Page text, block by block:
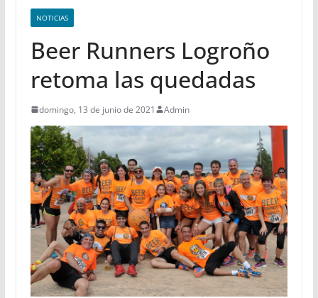
NOTICIAS
Beer Runners Logroño
retoma las quedadas
domingo, 13 de junio de 2021 Admin